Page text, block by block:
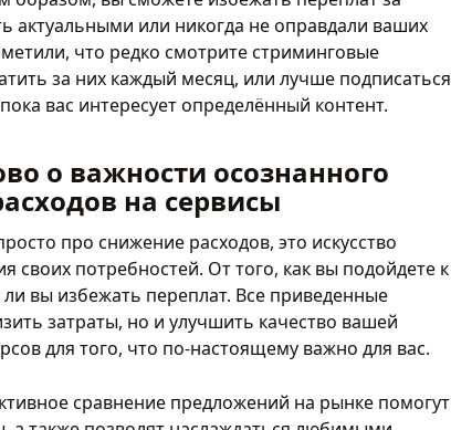
актуальными или никогда не оправдали ваших
что редко смотрите стриминговые
за них каждый месяц, или лучше подписаться
вас интересует определённый контент.
о важности осознанного
на сервисы
про снижение расходов, это искусство
своих потребностей. От того, как вы подойдете к
вы избежать переплат. Все приведенные
затраты, но и улучшить качество вашей
для того, что по-настоящему важно для вас.
сравнение предложений на рынке помогут